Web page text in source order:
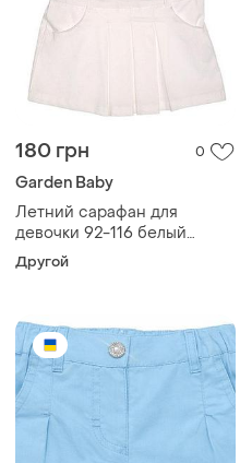
180 грн 0
Garden Baby
Летний сарафан для
девочки 92-116 белый
garden baby 110
Другой